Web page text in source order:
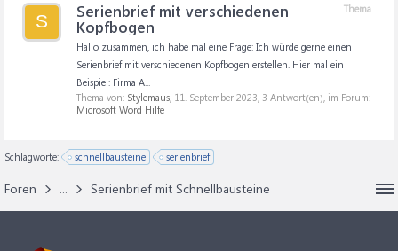
S
Thema
Serienbrief mit verschiedenen
Kopfbogen
Hallo zusammen, ich habe mal eine Frage: Ich würde gerne einen
Serienbrief mit verschiedenen Kopfbogen erstellen. Hier mal ein
Beispiel: Firma A...
Thema von: Stylemaus, 11. September 2023, 3 Antwort(en), im Forum:
Microsoft Word Hilfe
Schlagworte: schnellbausteine serienbrief
Foren ... Serienbrief mit Schnellbausteine